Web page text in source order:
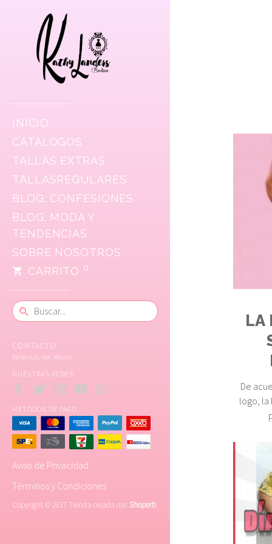
INICIO
CATALOGOS
TALLAS EXTRAS
TALLASREGULARES
BLOG: CONFESIONES
BLOG: MODA Y
TENDENCIAS
SOBRE NOSOTROS
CARRITO 0
CONTACTO
Veracruz, Ver. México
NUESTRAS REDES
MÉTODOS DE PAGO
Aviso de Privacidad
Términos y Condiciones
Copyright © 2017 Tienda creada con Shoperti.
LA
De
logo, la